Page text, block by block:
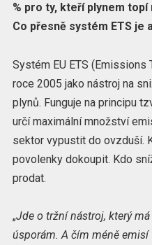
% pro ty, kteří plynem
Co přesně systém ETS je
Systém EU ETS
roce 2005 jako nástroj na
plynů. Funguje na principu
určí maximální množství
sektor vypustit do ovzduší.
povolenky dokoupit. Kdo
prodat.
„Jde o tržní nástroj, který
úsporám. A čím méně